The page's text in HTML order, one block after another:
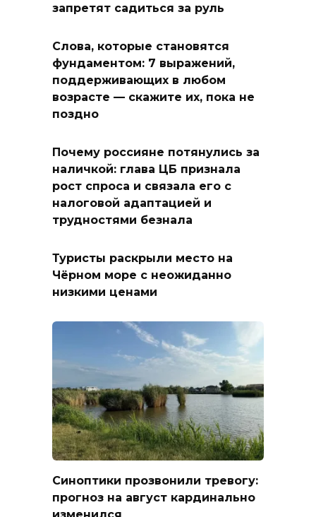
запретят садиться за руль
Слова, которые становятся
фундаментом: 7 выражений,
поддерживающих в любом
возрасте — скажите их, пока не
поздно
Почему россияне потянулись за
наличкой: глава ЦБ признала
рост спроса и связала его с
налоговой адаптацией и
трудностями безнала
Туристы раскрыли место на
Чёрном море с неожиданно
низкими ценами
Синоптики прозвонили тревогу:
прогноз на август кардинально
изменился